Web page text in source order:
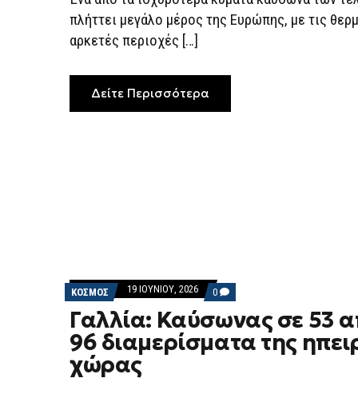
ΦΑΝΆΡΙΑ
ΚΑΙ
ΔΟΚΙΜΆΖΟΝΤΑΙ
πλήττει μεγάλο μέρος της Ευρώπης, με τις
αρκετές περιοχές […]
Δείτε Περισσότερα
ΚΟΣΜΟΣ 19 ΙΟΥΝΊΟΥ, 2026 0 COMMENTS
ON
ΓΑΛΛΊΑ:
ΚΑΎΣΩΝΑΣ
ΣΕ
53
Γαλλία: Καύσωνας σε 53
96 διαμερίσματα της
χώρας